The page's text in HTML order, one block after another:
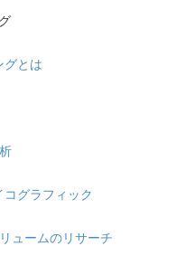
グとは
グラフィック
ュームのリサーチ